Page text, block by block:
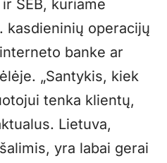
SEB, kuriame
kasdieninių operacijų
banke ar
„Santykis, kiek
tenka klientų,
Lietuva,
yra labai gerai